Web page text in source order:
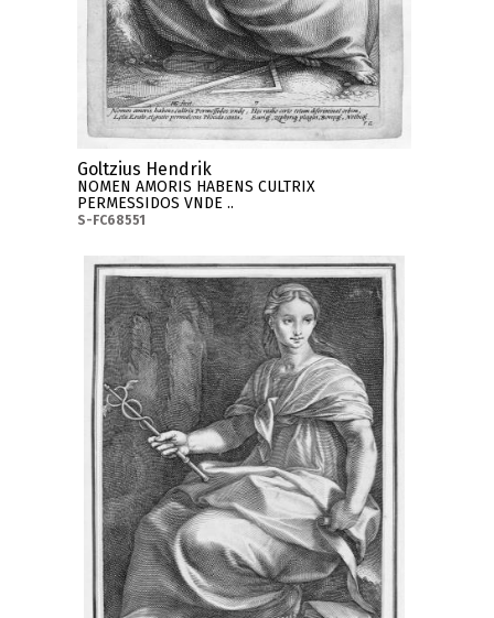
Goltzius Hendrik
NOMEN AMORIS HABENS CULTRIX
PERMESSIDOS VNDE ..
S-FC68551